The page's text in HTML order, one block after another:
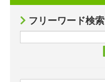
フリーワード検索